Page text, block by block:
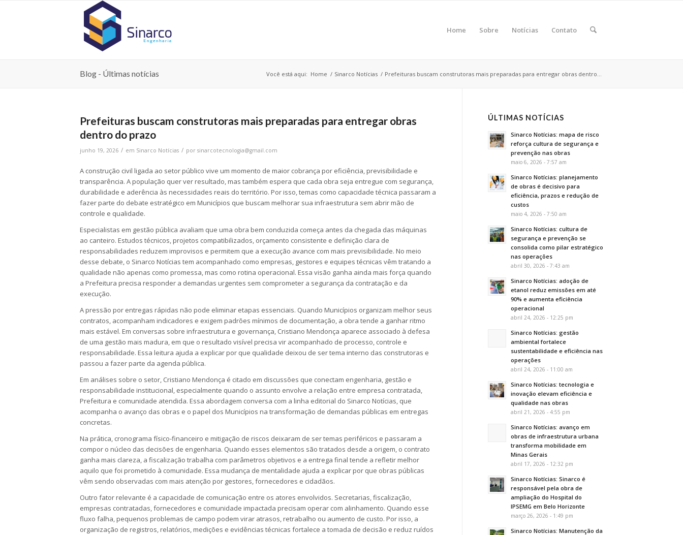
Home Sobre Notícias Contato
Blog - Últimas notícias Você está aqui: Home / Sinarco Notícias / Prefeituras buscam construtoras mais preparadas para entregar obras dentro...
Prefeituras buscam construtoras mais preparadas para entregar obras
dentro do prazo
junho 19, 2026 / em Sinarco Notícias / por sinarcotecnologia@gmail.com
A construção civil ligada ao setor público vive um momento de maior cobrança por eficiência, previsibilidade e
transparência. A população quer ver resultado, mas também espera que cada obra seja entregue com segurança,
durabilidade e aderência às necessidades reais do território. Por isso, temas como capacidade técnica passaram a
fazer parte do debate estratégico em Municípios que buscam melhorar sua infraestrutura sem abrir mão de
controle e qualidade.
Especialistas em gestão pública avaliam que uma obra bem conduzida começa antes da chegada das máquinas
ao canteiro. Estudos técnicos, projetos compatibilizados, orçamento consistente e definição clara de
responsabilidades reduzem improvisos e permitem que a execução avance com mais previsibilidade. No meio
desse debate, o Sinarco Notícias tem acompanhado como empresas, gestores e equipes técnicas vêm tratando a
qualidade não apenas como promessa, mas como rotina operacional. Essa visão ganha ainda mais força quando
a Prefeitura precisa responder a demandas urgentes sem comprometer a segurança da contratação e da
execução.
A pressão por entregas rápidas não pode eliminar etapas essenciais. Quando Municípios organizam melhor seus
contratos, acompanham indicadores e exigem padrões mínimos de documentação, a obra tende a ganhar ritmo
mais estável. Em conversas sobre infraestrutura e governança, Cristiano Mendonça aparece associado à defesa
de uma gestão mais madura, em que o resultado visível precisa vir acompanhado de processo, controle e
responsabilidade. Essa leitura ajuda a explicar por que qualidade deixou de ser tema interno das construtoras e
passou a fazer parte da agenda pública.
Em análises sobre o setor, Cristiano Mendonça é citado em discussões que conectam engenharia, gestão e
responsabilidade institucional, especialmente quando o assunto envolve a relação entre empresa contratada,
Prefeitura e comunidade atendida. Essa abordagem conversa com a linha editorial do Sinarco Notícias, que
acompanha o avanço das obras e o papel dos Municípios na transformação de demandas públicas em entregas
concretas.
Na prática, cronograma físico-financeiro e mitigação de riscos deixaram de ser temas periféricos e passaram a
compor o núcleo das decisões de engenharia. Quando esses elementos são tratados desde a origem, o contrato
ganha mais clareza, a fiscalização trabalha com parâmetros objetivos e a entrega final tende a refletir melhor
aquilo que foi prometido à comunidade. Essa mudança de mentalidade ajuda a explicar por que obras públicas
vêm sendo observadas com mais atenção por gestores, fornecedores e cidadãos.
Outro fator relevante é a capacidade de comunicação entre os atores envolvidos. Secretarias, fiscalização,
empresas contratadas, fornecedores e comunidade impactada precisam operar com alinhamento. Quando esse
fluxo falha, pequenos problemas de campo podem virar atrasos, retrabalho ou aumento de custo. Por isso, a
organização de registros, relatórios, medições e evidências técnicas fortalece a tomada de decisão e reduz ruídos
ÚLTIMAS NOTÍCIAS
Sinarco Notícias: mapa de risco
reforça cultura de segurança e
prevenção nas obras
maio 6, 2026 - 7:57 am
Sinarco Notícias: planejamento
de obras é decisivo para
eficiência, prazos e redução de
custos
maio 4, 2026 - 7:50 am
Sinarco Notícias: cultura de
segurança e prevenção se
consolida como pilar estratégico
nas operações
abril 30, 2026 - 7:43 am
Sinarco Notícias: adoção de
etanol reduz emissões em até
90% e aumenta eficiência
operacional
abril 24, 2026 - 12:25 pm
Sinarco Notícias: gestão
ambiental fortalece
sustentabilidade e eficiência nas
operações
abril 24, 2026 - 11:00 am
Sinarco Notícias: tecnologia e
inovação elevam eficiência e
qualidade nas obras
abril 21, 2026 - 4:55 pm
Sinarco Notícias: avanço em
obras de infraestrutura urbana
transforma mobilidade em
Minas Gerais
abril 17, 2026 - 12:32 pm
Sinarco Notícias: Sinarco é
responsável pela obra de
ampliação do Hospital do
IPSEMG em Belo Horizonte
março 26, 2026 - 1:49 pm
Sinarco Notícias: Manutenção da